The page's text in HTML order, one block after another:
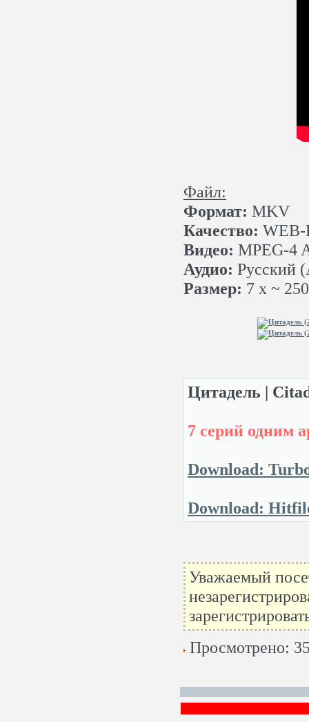
Файл:
Формат: MKV
Качество: WEB-
Видео: MPEG-4
Аудио: Русский
Размер: 7 x ~
Цитадель |
7 серий одним
Download:
Download:
Уважаемый
Просмотрено: